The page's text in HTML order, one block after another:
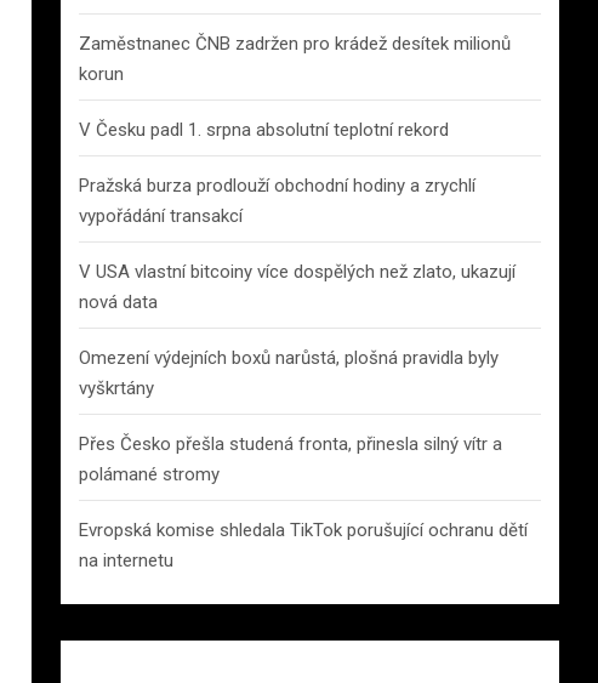
Zaměstnanec ČNB zadržen pro krádež desítek milionů
korun
V Česku padl 1. srpna absolutní teplotní rekord
Pražská burza prodlouží obchodní hodiny a zrychlí
vypořádání transakcí
V USA vlastní bitcoiny více dospělých než zlato, ukazují
nová data
Omezení výdejních boxů narůstá, plošná pravidla byly
vyškrtány
Přes Česko přešla studená fronta, přinesla silný vítr a
polámané stromy
Evropská komise shledala TikTok porušující ochranu dětí
na internetu